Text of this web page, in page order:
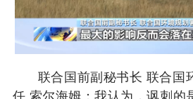
联合国前副秘书长 联合国
任 索尔海姆：我认为，讽刺的